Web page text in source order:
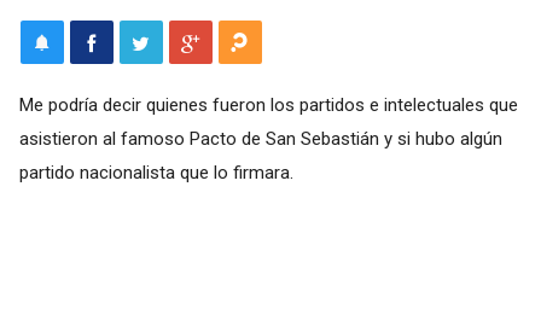
Me podría decir quienes fueron los partidos e intelectuales que
asistieron al famoso Pacto de San Sebastián y si hubo algún
partido nacionalista que lo firmara.